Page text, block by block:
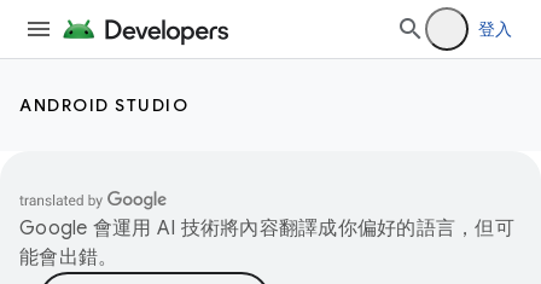
登入
ANDROID STUDIO
Google 會運用 AI 技術將內容翻譯成你偏好的語言，但可
能會出錯。